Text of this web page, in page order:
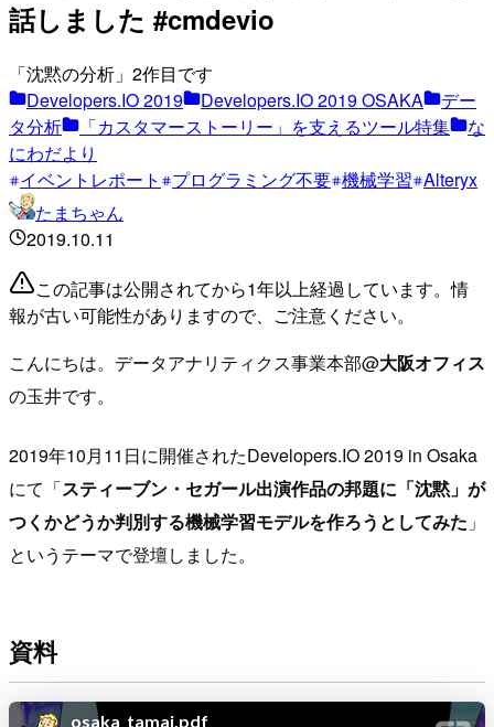
話しました #cmdevio
「沈黙の分析」2作目です
Developers.IO 2019
Developers.IO 2019 OSAKA
デー
タ分析
「カスタマーストーリー」を支えるツール特集
な
にわだより
イベントレポート
プログラミング不要 機械学習 Alteryx
たまちゃん
2019.10.11
この記事は公開されてから1年以上経過しています。情
報が古い可能性がありますので、ご注意ください。
こんにちは。データアナリティクス事業本部@大阪オフィス
の玉井です。
2019年10月11日に開催されたDevelopers.IO 2019 in Osaka
にて「スティーブン・セガール出演作品の邦題に「沈黙」が
つくかどうか判別する機械学習モデルを作ろうとしてみた 」
というテーマで登壇しました。
資料